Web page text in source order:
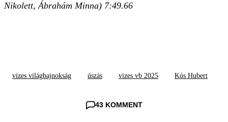
Nikolett, Ábrahám Minna) 7:49.66
vizes világbajnokság úszás vizes vb 2025 Kós Hubert
43 KOMMENT